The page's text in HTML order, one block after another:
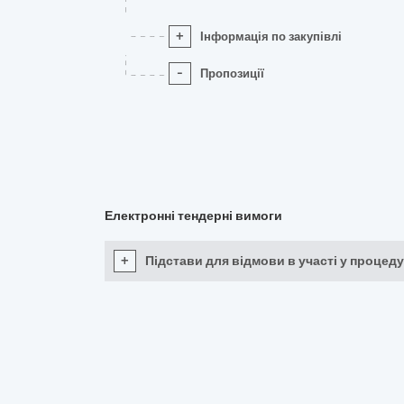
+ Інформація по закупівлі
- Пропозиції
Електронні тендерні вимоги
+ Підстави для відмови в участі у